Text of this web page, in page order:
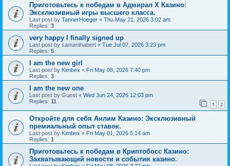
Приготовьтесь к победам в Адмирал Х Казино:
Эксклюзивный игры высшего класса.
Last post by TannerHoeger « Thu May 21, 2026 3:02 am
Replies: 3
very happy I finally signed up
Last post by samanthabert « Tue Jul 07, 2026 3:23 pm
Replies: 5
I am the new girl
Last post by Kimbex « Fri May 08, 2026 7:40 pm
Replies: 3
I am the new one
Last post by Guest « Wed Jun 24, 2026 12:03 pm
Replies: 11 1 2
Откройте для себя Анлим Казино: Эксклюзивный
премиальный опыт ставок.
Last post by Kimbex « Fri May 01, 2026 5:14 am
Replies: 1
Приготовьтесь к победам в Криптобосс Казино:
Захватывающий новости и события казино.